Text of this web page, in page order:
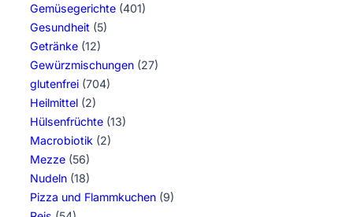
Gemüsegerichte (401)
Gesundheit (5)
Getränke (12)
Gewürzmischungen (27)
glutenfrei (704)
Heilmittel (2)
Hülsenfrüchte (13)
Macrobiotik (2)
Mezze (56)
Nudeln (18)
Pizza und Flammkuchen (9)